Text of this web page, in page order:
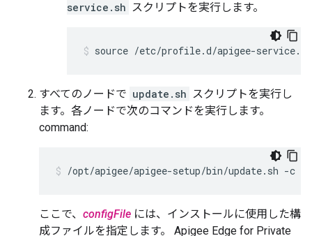
service.sh スクリプトを実行します。
source /etc/profile.d/apigee-service.sh
すべてのノードで update.sh スクリプトを実行し
ます。各ノードで次のコマンドを実行します。
command:
/opt/apigee/apigee-setup/bin/update.sh -c
ここで、 configFile には、インストールに使用した構
成ファイルを指定します。 Apigee Edge for Private